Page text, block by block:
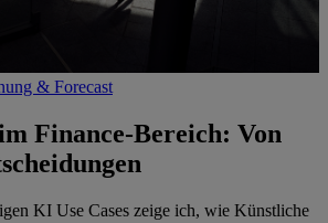
& Forecast
Finance-Bereich: Von
KI Use Cases zeige ich, wie Künstliche